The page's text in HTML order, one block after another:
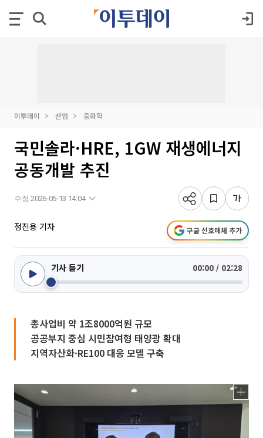
이투데이 산업 중화학
국민솔라·HRE, 1GW 재생에너지
공동개발 추진
수정 2026-05-13 14:04
정진용 기자 구글 선호매체 추가
기사 듣기 00:00 / 02:28
총사업비 약 1조8000억원 규모
공공부지 중심 시민참여형 태양광 확대
지역자산화·RE100 대응 모델 구축